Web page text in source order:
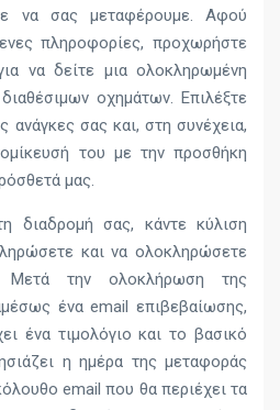
να σας μεταφέρουμε. Αφού
πληροφορίες, προχωρήστε
να δείτε μια ολοκληρωμένη
οχημάτων. Επιλέξτε
ανάγκες σας και, στη συνέχεια,
του με την προσθήκη
μας.
διαδρομή σας, κάντε κύλιση
και να ολοκληρώσετε
Μετά την ολοκλήρωση της
ένα email επιβεβαίωσης,
ένα τιμολόγιο και το βασικό
η ημέρα της μεταφοράς
email που θα περιέχει τα